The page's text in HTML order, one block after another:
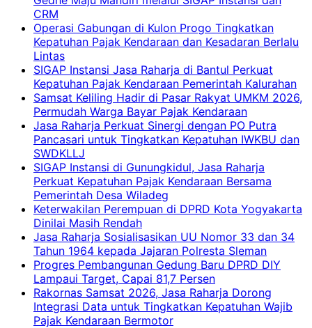
CRM
Operasi Gabungan di Kulon Progo Tingkatkan
Kepatuhan Pajak Kendaraan dan Kesadaran Berlalu
Lintas
SIGAP Instansi Jasa Raharja di Bantul Perkuat
Kepatuhan Pajak Kendaraan Pemerintah Kalurahan
Samsat Keliling Hadir di Pasar Rakyat UMKM 2026,
Permudah Warga Bayar Pajak Kendaraan
Jasa Raharja Perkuat Sinergi dengan PO Putra
Pancasari untuk Tingkatkan Kepatuhan IWKBU dan
SWDKLLJ
SIGAP Instansi di Gunungkidul, Jasa Raharja
Perkuat Kepatuhan Pajak Kendaraan Bersama
Pemerintah Desa Wiladeg
Keterwakilan Perempuan di DPRD Kota Yogyakarta
Dinilai Masih Rendah
Jasa Raharja Sosialisasikan UU Nomor 33 dan 34
Tahun 1964 kepada Jajaran Polresta Sleman
Progres Pembangunan Gedung Baru DPRD DIY
Lampaui Target, Capai 81,7 Persen
Rakornas Samsat 2026, Jasa Raharja Dorong
Integrasi Data untuk Tingkatkan Kepatuhan Wajib
Pajak Kendaraan Bermotor